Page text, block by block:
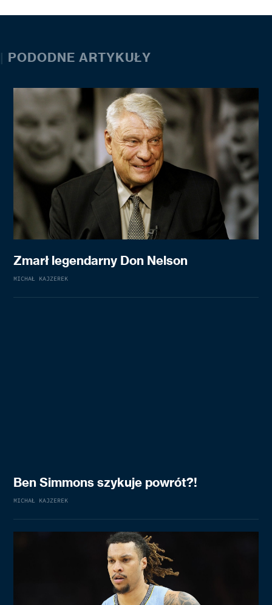
| PODODNE ARTYKUŁY
Zmarł legendarny Don Nelson
MICHAŁ KAJZEREK
Ben Simmons szykuje powrót?!
MICHAŁ KAJZEREK